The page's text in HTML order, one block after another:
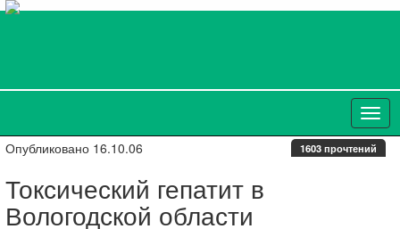
Опубликовано 16.10.06 1603 прочтений
Токсический гепатит в
Вологодской области